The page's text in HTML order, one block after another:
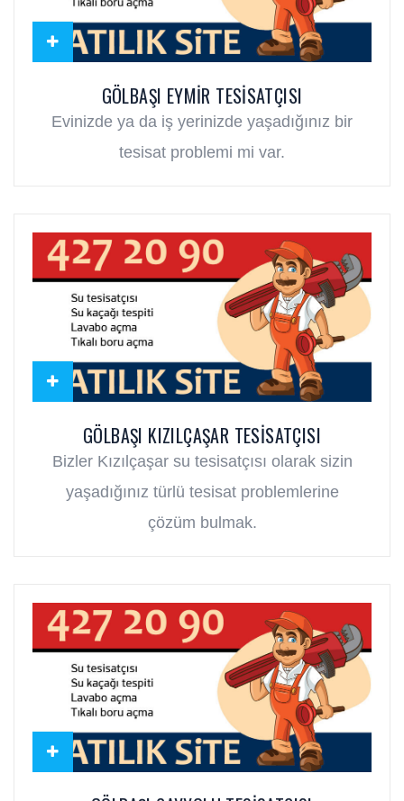
GÖLBAŞI EYMIR TESISATÇISI
Evinizde ya da iş yerinizde yaşadığınız bir
tesisat problemi mi var.
GÖLBAŞI KIZILÇAŞAR TESISATÇISI
Bizler Kızılçaşar su tesisatçısı olarak sizin
yaşadığınız türlü tesisat problemlerine
çözüm bulmak.